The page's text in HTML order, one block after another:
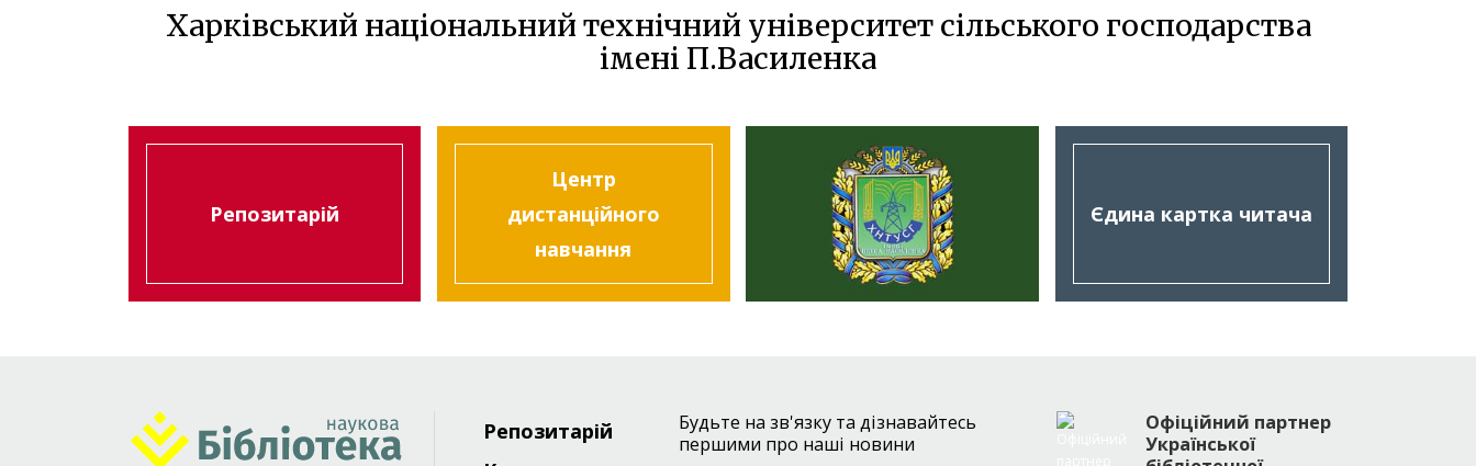
Харківський національний технічний університет сільського господарства
імені П.Василенка
Репозитарій
Центр
дистанційного
навчання
Єдина картка читача
Footer
menu
Репозитарій
Будьте на зв'язку та дізнавайтесь
першими про наші новини
Офіційний партнер
Української